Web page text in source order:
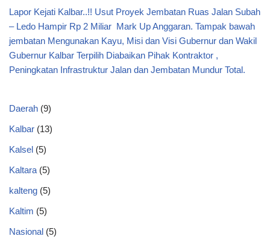
Lapor Kejati Kalbar..!! Usut Proyek Jembatan Ruas Jalan Subah
– Ledo Hampir Rp 2 Miliar Mark Up Anggaran. Tampak bawah
jembatan Mengunakan Kayu, Misi dan Visi Gubernur dan Wakil
Gubernur Kalbar Terpilih Diabaikan Pihak Kontraktor ,
Peningkatan Infrastruktur Jalan dan Jembatan Mundur Total.
Daerah (9)
Kalbar (13)
Kalsel (5)
Kaltara (5)
kalteng (5)
Kaltim (5)
Nasional (5)